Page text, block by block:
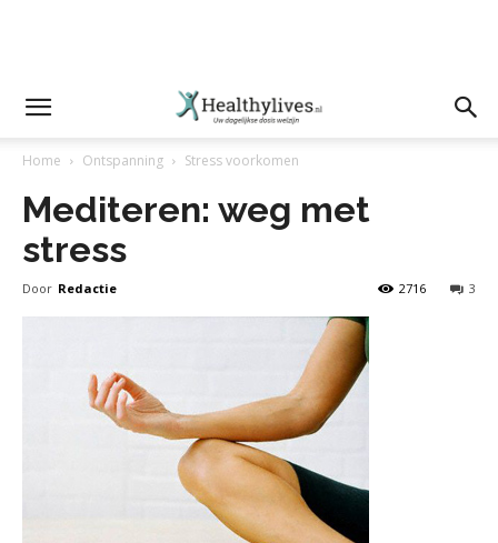
Home Ontspanning Stress voorkomen
Mediteren: weg met
stress
Door Redactie 3
2716